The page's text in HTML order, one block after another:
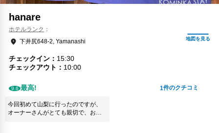
hanare
ホテルランク
下井尻648-2, Yamanashi
チェックイン
15:30
チェックアウト
10:00
9.6 最高! 1件のクチコミ
今回初めて山梨に行ったのですが、
オーナーさんがとても親切で、おす